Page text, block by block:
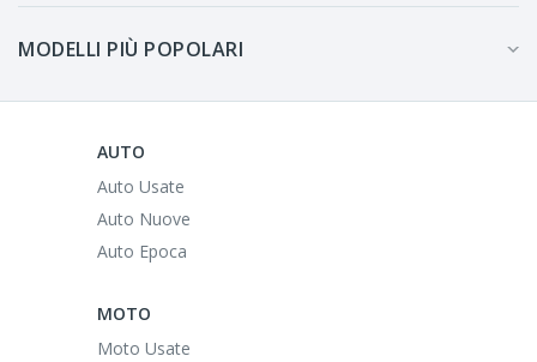
MODELLI PIÙ POPOLARI
AUTO
Auto Usate
Auto Nuove
Auto Epoca
MOTO
Moto Usate